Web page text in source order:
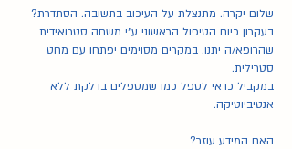
שלום יקרה. מתנצלת על העיכוב בתשובה. הסתדרת?
סטרילית.
אנטיביוטיקה.
האם המידע עוזר?